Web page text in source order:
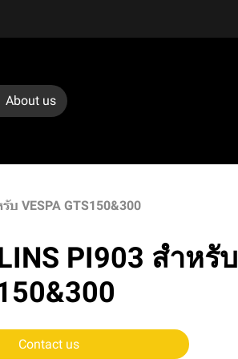
About us
VESPA GTS150&300
PI903 สำหรับ
Contact us